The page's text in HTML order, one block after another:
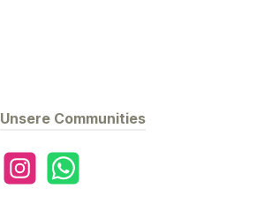
Unsere Communities
InstagramWhatsApp